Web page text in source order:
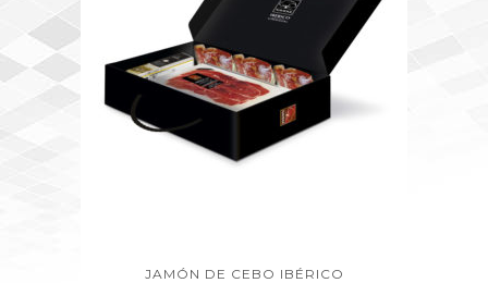
JAMÓN DE CEBO IBÉRICO